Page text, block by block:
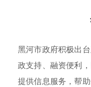
黑河市政府积极出台
政支持、融资便利
提供信息服务，帮